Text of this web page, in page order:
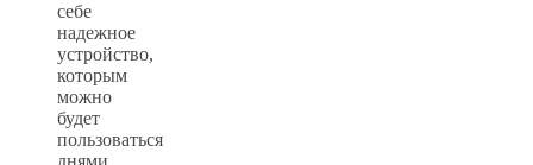
себе
надежное
устройство,
которым
можно
будет
пользоваться